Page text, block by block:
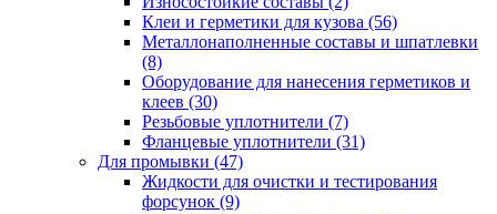
Клеи и герметики для кузова (56)
Металлонаполненные составы и шпатлевки
(8)
Оборудование для нанесения герметиков и
клеев (30)
Резьбовые уплотнители (7)
Фланцевые уплотнители (31)
Для промывки (47)
Жидкости для очистки и тестирования
форсунок (9)